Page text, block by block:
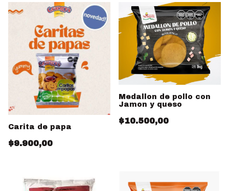
Carita de papa
$9.900,00
Medallon de pollo con
Jamon y queso
$10.500,00